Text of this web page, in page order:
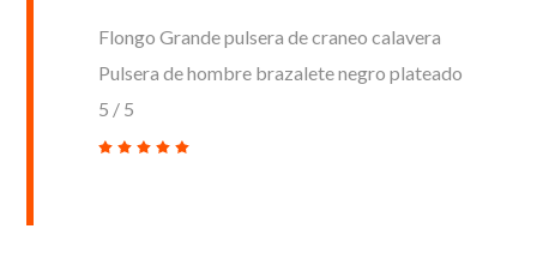
Flongo Grande pulsera de craneo calavera
Pulsera de hombre brazalete negro plateado
5 / 5